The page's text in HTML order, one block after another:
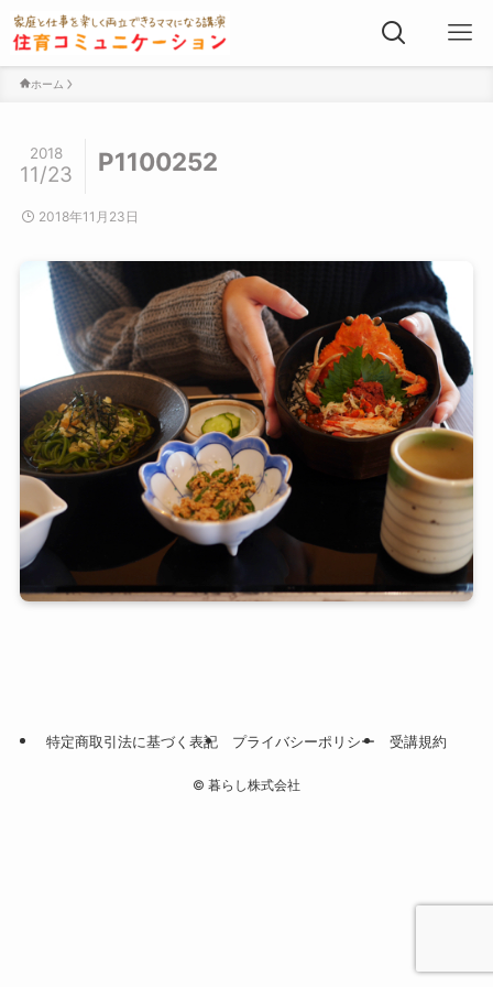
ホーム
P1100252
2018
11/23
2018年11月23日
特定商取引法に基づく表記 プライバシーポリシー 受講規約
© 暮らし株式会社